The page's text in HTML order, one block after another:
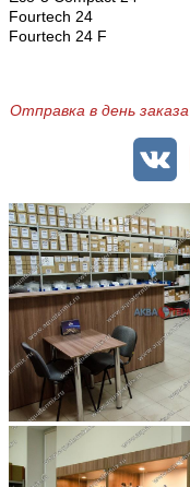
Fourtech 24
Fourtech 24 F
Отправка в день